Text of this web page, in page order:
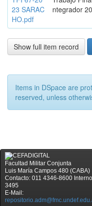
23 SARAC
HO.pdf
ntegrador
Show full item record
Items in DSpace are
reserved, unless
Facultad Militar Conjunta
Luis María Campos 480 (CABA)
Contacto: 011 4346-8600 Interno
3495
E-Mail: